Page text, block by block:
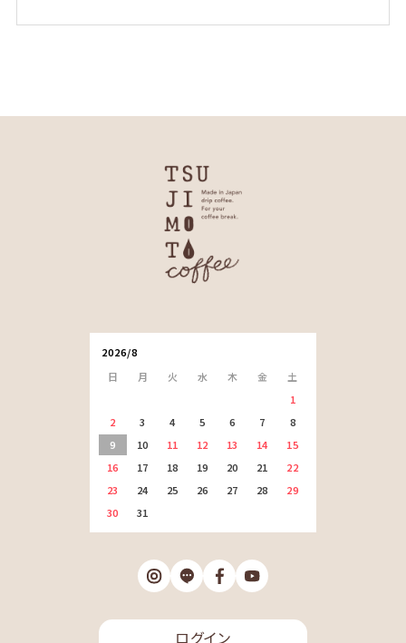
2026/8
日
月 火 水 木 金
土
1
2
3 4 5 6 7
8
9
10 11 12 13 14
15
16
17 18 19 20 21
22
23
24 25 26 27 28
29
30
31
ログイン